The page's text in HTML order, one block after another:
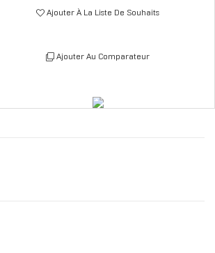
Ajouter À La Liste De Souhaits
Ajouter Au Comparateur